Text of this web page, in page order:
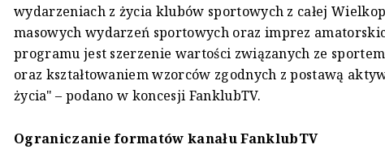
wydarzeniach z życia klubów sportowych z całej
masowych wydarzeń sportowych oraz imprez
programu jest szerzenie wartości związanych ze
oraz kształtowaniem wzorców zgodnych z postawą
życia" – podano w koncesji FanklubTV.
Ograniczanie formatów kanału FanklubTV